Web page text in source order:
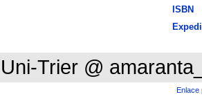
ISBN
Uni-Trier @
Enlace